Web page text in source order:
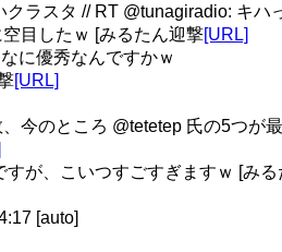
ラスタ // RT @tunagiradio: キ
目したｗ [みるたん迎撃[URL]
に優秀なんですかｗ
[URL]
今のところ @tetetep 氏の5つが
が、こいつすごすぎますｗ [み
[auto]